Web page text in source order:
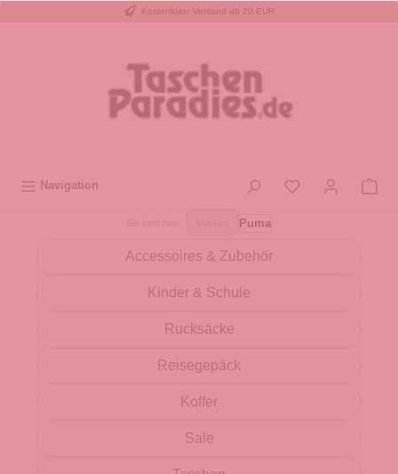
Kostenloser Versand ab 20 EUR
Navigation
Puma
Accessoires & Zubehör
Kinder & Schule
Rucksäcke
Reisegepäck
Koffer
Sale